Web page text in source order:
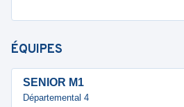
ÉQUIPES
SENIOR M1
Départemental 4